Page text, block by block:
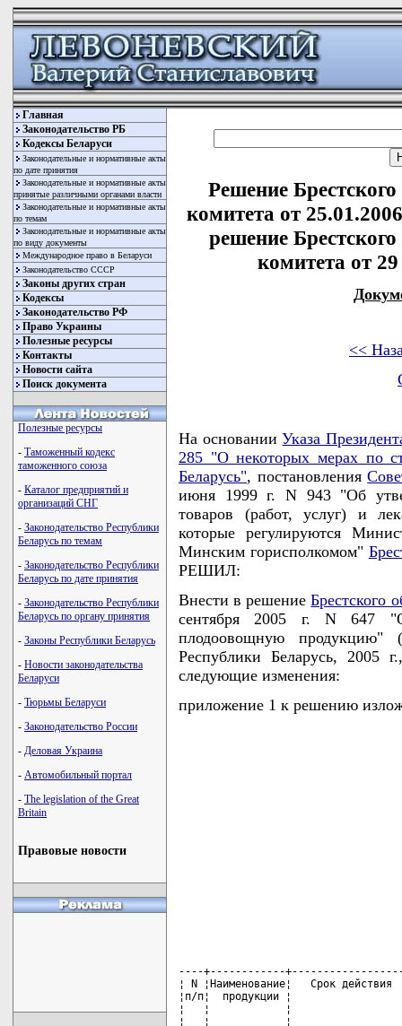
Главная
Законодательство РБ
Кодексы Беларуси
Законодательные и нормативные акты
по дате принятия
Законодательные и нормативные акты
принятые различными органами власти
Законодательные и нормативные акты
по темам
Законодательные и нормативные акты
по виду документы
Международное право в Беларуси
Законодательство СССР
Законы других стран
Кодексы
Законодательство РФ
Право Украины
Полезные ресурсы
Контакты
Новости сайта
Поиск документа
Полезные ресурсы
- Таможенный кодекс
таможенного союза
- Каталог предприятий и
организаций СНГ
- Законодательство Республики
Беларусь по темам
- Законодательство Республики
Беларусь по дате принятия
- Законодательство Республики
Беларусь по органу принятия
- Законы Республики Беларусь
- Новости законодательства
Беларуси
- Тюрьмы Беларуси
- Законодательство России
- Деловая Украина
- Автомобильный портал
- The legislation of the Great
Britain
Правовые новости
Решение
комитета от
решение
комитета от
<<
На основанииУказа
285 "О некоторых мерах по
Беларусь", постановления
июня 1999 г. N 943 "Об
товаров (работ, услуг) и
которые регулируются
Минским горисполкомом"
РЕШИЛ:
Внести в решениеБрестского
сентября 2005 г. N 647
плодоовощную продукцию"
Республики Беларусь,
следующие изменения:
приложение 1 к решению
----+------------
¦ N ¦Наименование¦   Срок
¦п/п¦  продукции ¦
¦   ¦            ¦                  ¦ без
¦   ¦            ¦                  ¦